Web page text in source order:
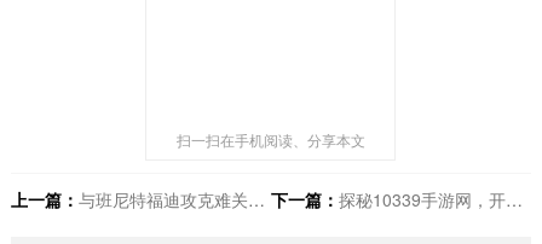
扫一扫在手机阅读、分享本文
上一篇： 与班尼特福迪攻克难关，邂逅成长奇迹 下一篇： 探秘10339手游网，开启精彩手游之旅